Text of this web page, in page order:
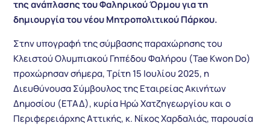
της ανάπλασης του Φαληρικού Όρμου για τη
δημιουργία του νέου Μητροπολιτικού Πάρκου.
Στην υπογραφή της σύμβασης παραχώρησης του
Κλειστού Ολυμπιακού Γηπέδου Φαλήρου (Tae Kwon Do)
προχώρησαν σήμερα, Τρίτη 15 Ιουλίου 2025, η
Διευθύνουσα Σύμβουλος της Εταιρείας Ακινήτων
Δημοσίου (ΕΤΑΔ), κυρία Ηρώ Χατζηγεωργίου και ο
Περιφερειάρχης Αττικής, κ. Νίκος Χαρδαλιάς, παρουσία